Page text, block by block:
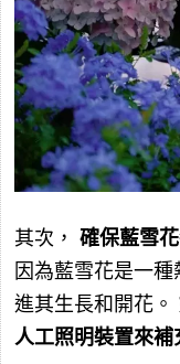
其次， 確保藍雪
因為藍雪花是一
進其生長和開花。
人工照明裝置來補